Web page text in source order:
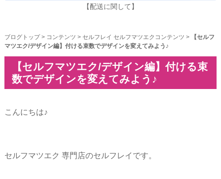
【配送に関して】
ブログトップ> コンテンツ > セルフレイ セルフマツエクコンテンツ >
【セルフ
マツエク/デザイン編】付ける束数でデザインを変えてみよう♪
【セルフマツエク/デザイン編】付ける束
数でデザインを変えてみよう♪
こんにちは♪
セルフマツエク 専門店のセルフレイです。